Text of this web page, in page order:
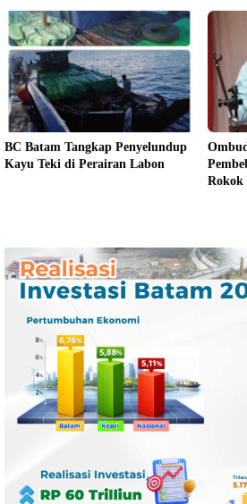
BC Batam Tangkap Penyelundup
Kayu Teki di Perairan Labon
Rokok